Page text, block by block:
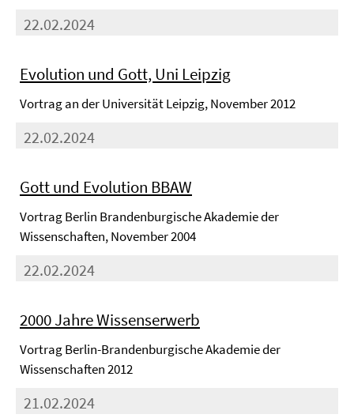
22.02.2024
Evolution und Gott, Uni Leipzig
Vortrag an der Universität Leipzig, November 2012
22.02.2024
Gott und Evolution BBAW
Vortrag Berlin Brandenburgische Akademie der
Wissenschaften, November 2004
22.02.2024
2000 Jahre Wissenserwerb
Vortrag Berlin-Brandenburgische Akademie der
Wissenschaften 2012
21.02.2024